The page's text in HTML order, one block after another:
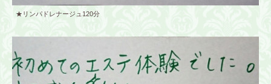
★リンパドレナージュ120分